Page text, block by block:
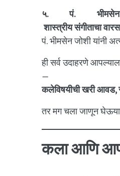
५. पं.
शास्त्रीय संगीताचा
पं. भीमसेन जोशी यांनी
ही सर्व उदाहरणे
—
कलेविषयीची खरी आवड,
तर मग चला जाणून
कला आणि